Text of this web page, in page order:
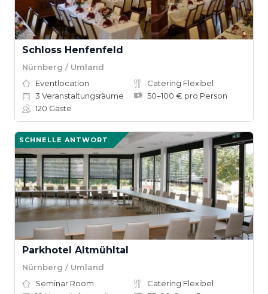
Schloss Henfenfeld
Nürnberg / Umland
Eventlocation
Catering Flexibel
3 Veranstaltungsräume
50–100 € pro Person
120 Gäste
SCHNELLE ANTWORT
Parkhotel Altmühltal
Nürnberg / Umland
Seminar Room
Catering Flexibel